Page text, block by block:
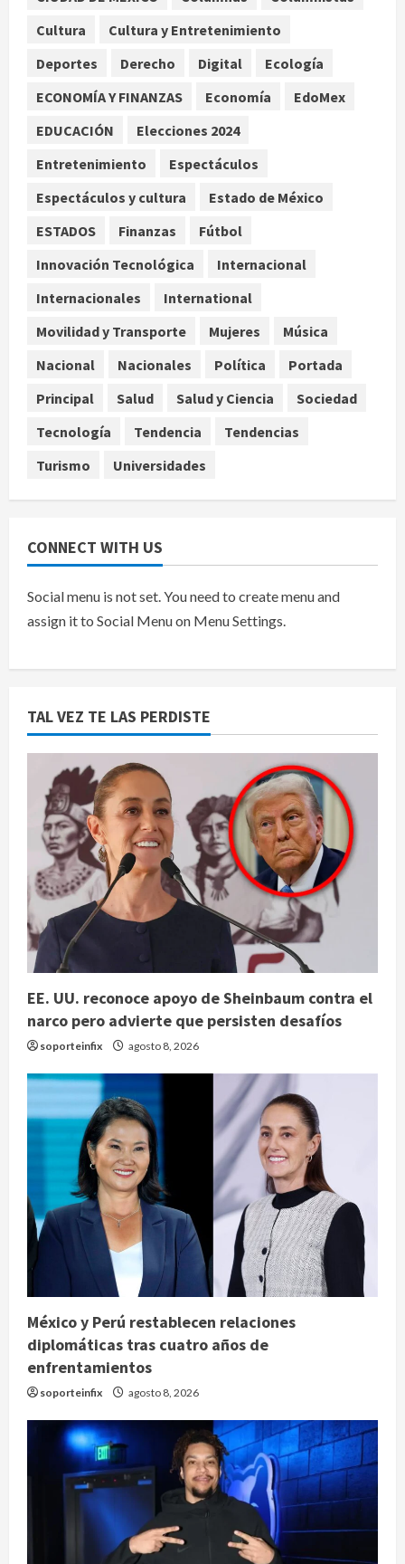
3
Declaran accidental la muerte de
heroína y cocaína
agosto 8, 2026
parcialmente los envíos de
aguacate desde México
5
Denuncian robo de 5 mil dólares y un
AICM
agosto 8, 2026
Cultura
Cultura y Entretenimiento
Deportes
Derecho Digital
Ecología
ECONOMÍA Y FINANZAS
Economía
EdoMex
EDUCACIÓN
Elecciones 2024
Entretenimiento
Espectáculos
Espectáculos y cultura
Estado de México
ESTADOS
Finanzas
Fútbol
Innovación Tecnológica
Internacional
Internacionales
International
Movilidad y Transporte
Mujeres
Música
Nacional
Nacionales Política
Portada
Principal
Salud Salud y Ciencia
Sociedad
Tecnología
Tendencia
Tendencias
Turismo
Universidades
CONNECT WITH US
Social menu is not set. You need to create menu and
assign it to Social Menu on Menu Settings.
TAL VEZ TE LAS PERDISTE
EE. UU. reconoce apoyo de Sheinbaum contra el
narco pero advierte que persisten desafíos
soporteinfix agosto 8, 2026
México y Perú restablecen relaciones
diplomáticas tras cuatro años de
enfrentamientos
soporteinfix agosto 8, 2026